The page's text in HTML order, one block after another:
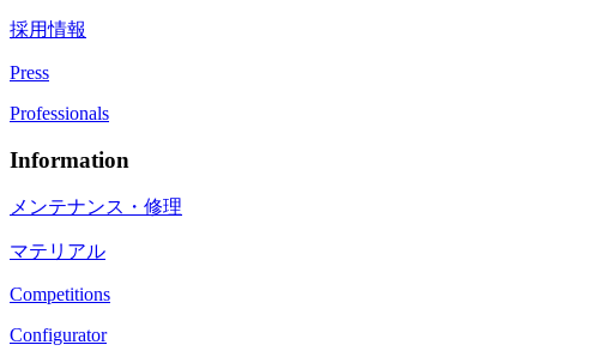
採用情報
Press
Professionals
Information
メンテナンス・修理
マテリアル
Competitions
Configurator